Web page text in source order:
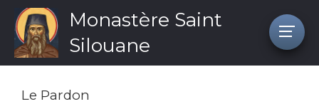
Monastère Saint
Silouane
Le Pardon